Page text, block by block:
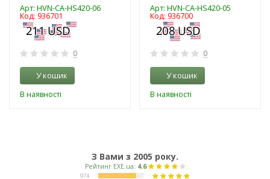
Арт: HVN-CA-HS420-06
Код: 936701
0
У кошик
В наявності
Арт: HVN-CA-HS420-05
Код: 936700
0
У кошик
В наявності
З Вами з 2005 року.